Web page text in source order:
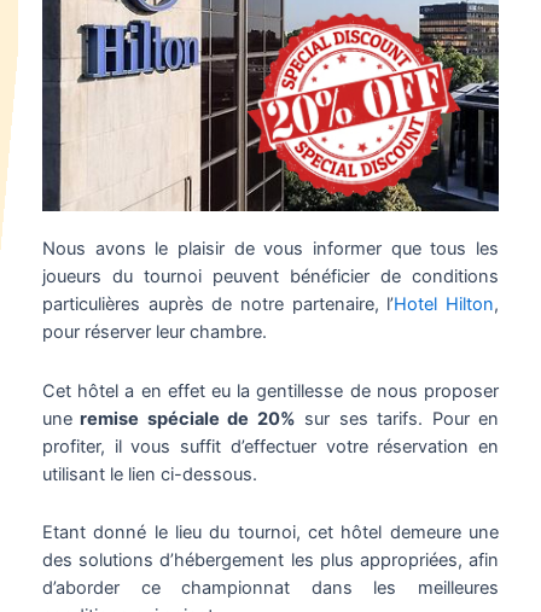
Nous avons le plaisir de vous informer que tous les
joueurs du tournoi peuvent bénéficier de conditions
particulières auprès de notre partenaire, l’Hotel Hilton,
pour réserver leur chambre.
Cet hôtel a en effet eu la gentillesse de nous proposer
une remise spéciale de 20% sur ses tarifs. Pour en
profiter, il vous suffit d’effectuer votre réservation en
utilisant le lien ci-dessous.
Etant donné le lieu du tournoi, cet hôtel demeure une
des solutions d’hébergement les plus appropriées, afin
d’aborder ce championnat dans les meilleures